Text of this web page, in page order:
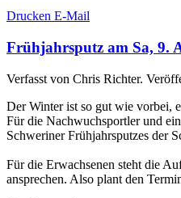
Drucken E-Mail
Frühjahrsputz am Sa, 9.
Verfasst von Chris Richter.
Der Winter ist so gut wie vorbei,
Für die Nachwuchsportler und
Schweriner Frühjahrsputzes der
Für die Erwachsenen steht die
ansprechen. Also plant den